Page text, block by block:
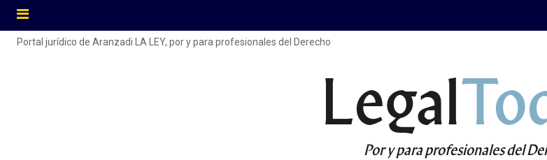
Portal jurídico de Aranzadi LA LEY, por y para profesionales del Derecho
Legal
Por y para profesionales del